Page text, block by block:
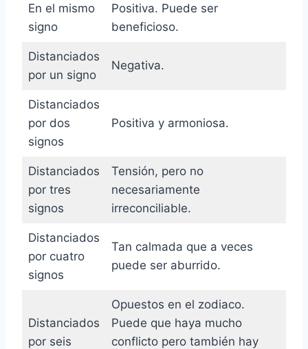
En el mismo
signo
Positiva. Puede ser
beneficioso.
Distanciados
por un signo
Negativa.
Distanciados
por dos
signos
Positiva y armoniosa.
Distanciados
por tres
signos
Tensión, pero no
necesariamente
irreconciliable.
Distanciados
por cuatro
signos
Tan calmada que a veces
puede ser aburrido.
Distanciados
por seis
Opuestos en el zodiaco.
Puede que haya mucho
conflicto pero también hay